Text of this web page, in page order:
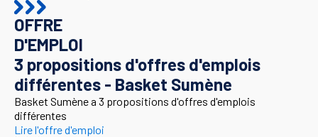
OFFRE
D'EMPLOI
3 propositions d'offres d'emplois
différentes - Basket Sumène
Basket Sumène a 3 propositions d'offres d'emplois
différentes
Lire l'offre d'emploi